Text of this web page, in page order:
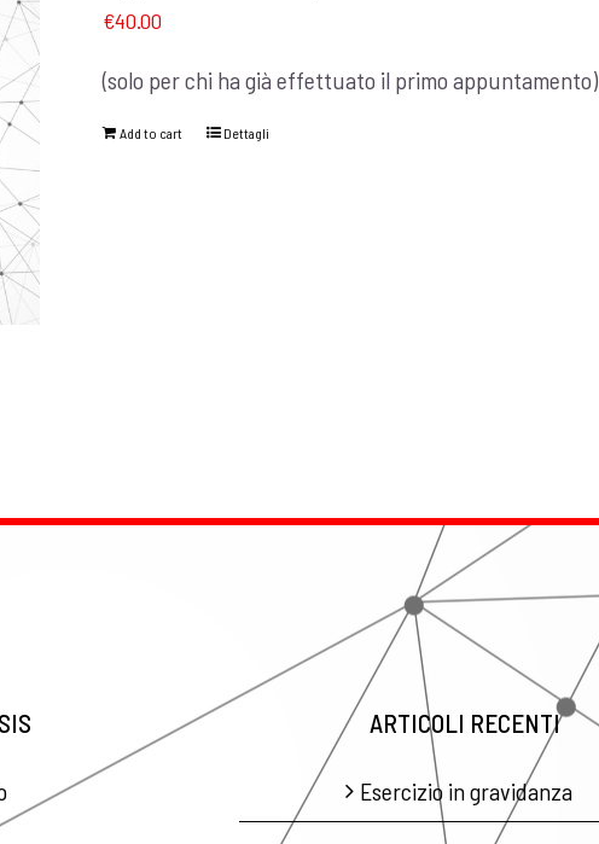
€40.00
(solo per chi ha già effettuato il primo appuntamento)
Add to cart Dettagli
ARTICOLI RECENTI
Esercizio in gravidanza